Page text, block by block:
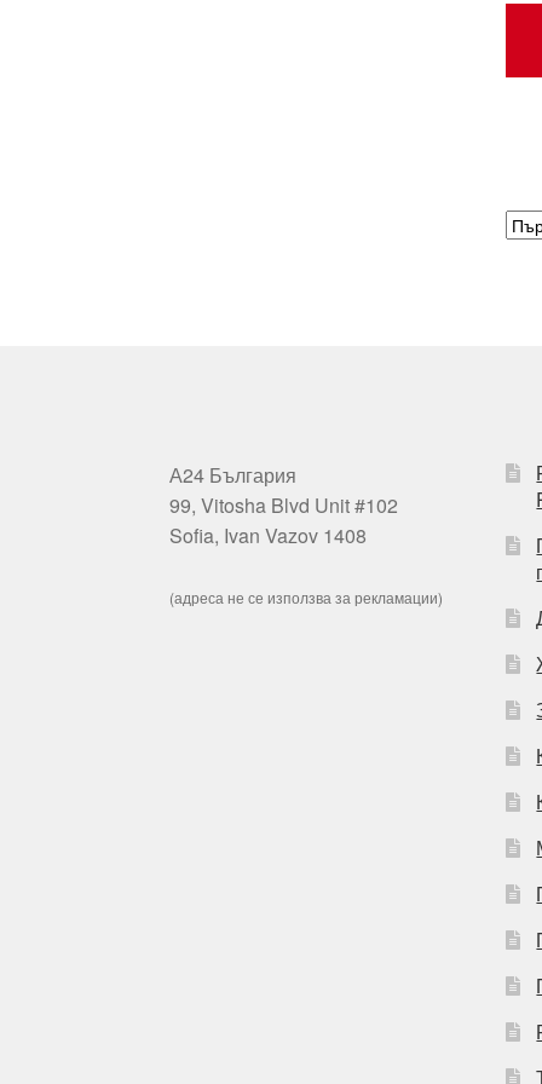
А24 България
99, Vitosha Blvd Unit #102
Sofia, Ivan Vazov 1408
(адреса не се използва за рекламации)